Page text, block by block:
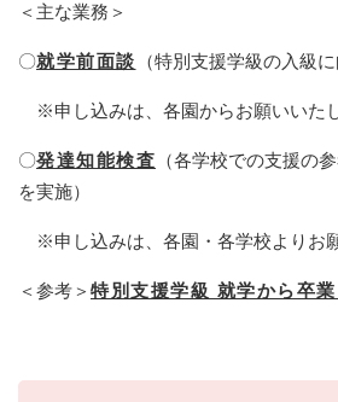
＜主な業務＞
〇就学前面談 （特別支援学級の入級
※申し込みは、各園からお願いいたし
〇発達知能検査 （各学校での支援の
を実施）
※申し込みは、各園・各学校よりお
＜参考＞ 特別支援学級 就学から卒